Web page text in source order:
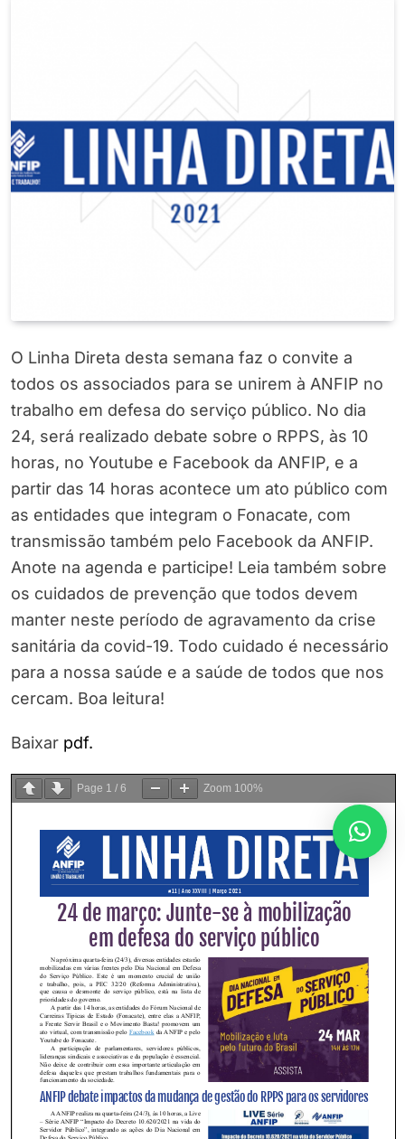
O Linha Direta desta semana faz o convite a
todos os associados para se unirem à ANFIP no
trabalho em defesa do serviço público. No dia
24, será realizado debate sobre o RPPS, às 10
horas, no Youtube e Facebook da ANFIP, e a
partir das 14 horas acontece um ato público com
as entidades que integram o Fonacate, com
transmissão também pelo Facebook da ANFIP.
Anote na agenda e participe! Leia também sobre
os cuidados de prevenção que todos devem
manter neste período de agravamento da crise
sanitária da covid-19. Todo cuidado é necessário
para a nossa saúde e a saúde de todos que nos
cercam. Boa leitura!
Baixar pdf.
Page 1 / 6 Zoom 100%